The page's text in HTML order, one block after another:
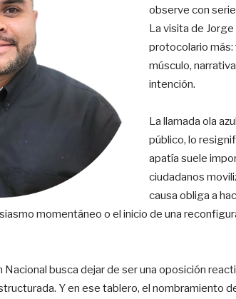
observe con
La visita de
protocolario
músculo,
intención.
La llamada ola
público, lo
apatía suele
ciudadanos
causa obliga a
momentáneo o el inicio de una
Nacional busca dejar de ser una oposición
Y en ese tablero, el nombramiento